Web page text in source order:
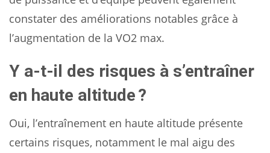
constater des améliorations notables grâce à
l’augmentation de la VO2 max.
Y a-t-il des risques à s’entraîner
en haute altitude ?
Oui, l’entraînement en haute altitude présente
certains risques, notamment le mal aigu des